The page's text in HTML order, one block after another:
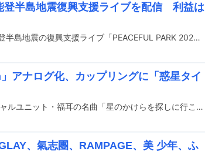
登半島地震復興支援ライブを配信 利益は
7月6、7日に石川・石川県産業展示館で行われた能登半島地震の復興支援ライブ「PEACEFUL PARK 2024 for 能登 -supported by NTT docomo-」の映像が9月1日10:00から30日23:59まで各種配信プラットフォームにて配信される。
アナログ化、カップリングに「惑星タイ
オフィスオーガスタ所属アーティストによるスペシャルユニット・福耳の名曲「星のかけらを探しに行こう Again」がアナログ12inch化。レコードの日である11月3日にリリースされる。
、氣志團、RAMPAGE、美 少年、ふ